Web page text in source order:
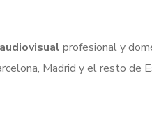
profesional y
Madrid y el resto de